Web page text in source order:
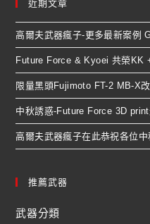
近期文章
高爾夫武器瘋子-更多最新案例
Future Force & Kyoei 共榮KK
限量黑頭Fujimoto FT-2 MB-X
中秋誘惑-Future Force 3D
高爾夫武器瘋子在此恭祝各位
推薦武器
武器分類